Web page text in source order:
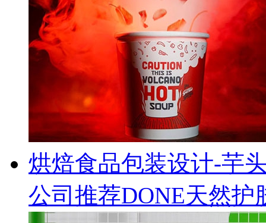
烘焙食品包装设计-芋
公司推荐DONE天然